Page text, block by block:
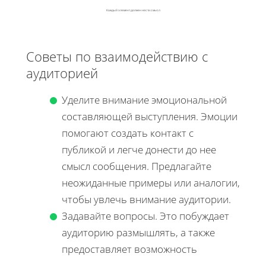
Каждый элемент должен нести смысл
Советы по взаимодействию с
аудиторией
Уделите внимание эмоциональной
составляющей выступления. Эмоции
помогают создать контакт с
публикой и легче донести до нее
смысл сообщения. Предлагайте
неожиданные примеры или аналогии,
чтобы увлечь внимание аудитории.
Задавайте вопросы. Это побуждает
аудиторию размышлять, а также
предоставляет возможность